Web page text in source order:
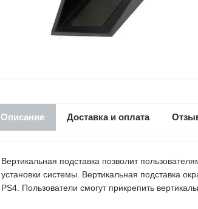
Описание Доставка и оплата
Вертикальная подставка позволит
установки системы. Вертикальная подставка
PS4. Пользователи смогут прикрепить